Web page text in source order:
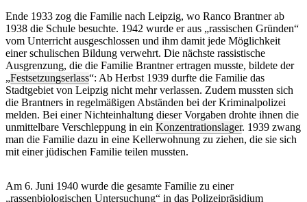
Ende 1933 zog die Familie nach Leipzig, wo Ranco Brantner ab
1938 die Schule besuchte. 1942 wurde er aus „rassischen Gründen“
vom Unterricht ausgeschlossen und ihm damit jede Möglichkeit
einer schulischen Bildung verwehrt. Die nächste rassistische
Ausgrenzung, die die Familie Brantner ertragen musste, bildete der
„Festsetzungserlass“: Ab Herbst 1939 durfte die Familie das
Stadtgebiet von Leipzig nicht mehr verlassen. Zudem mussten sich
die Brantners in regelmäßigen Abständen bei der Kriminalpolizei
melden. Bei einer Nichteinhaltung dieser Vorgaben drohte ihnen die
unmittelbare Verschleppung in ein Konzentrationslager. 1939 zwang
man die Familie dazu in eine Kellerwohnung zu ziehen, die sie sich
mit einer jüdischen Familie teilen mussten.
Am 6. Juni 1940 wurde die gesamte Familie zu einer
„rassenbiologischen Untersuchung“ in das Polizeipräsidium